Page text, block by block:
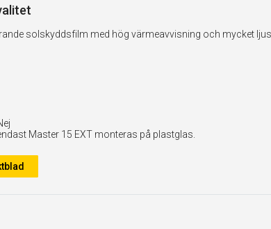
solskyddsfilm med hög värmeavvisning och mycket
Master 15 EXT monteras på plastglas.